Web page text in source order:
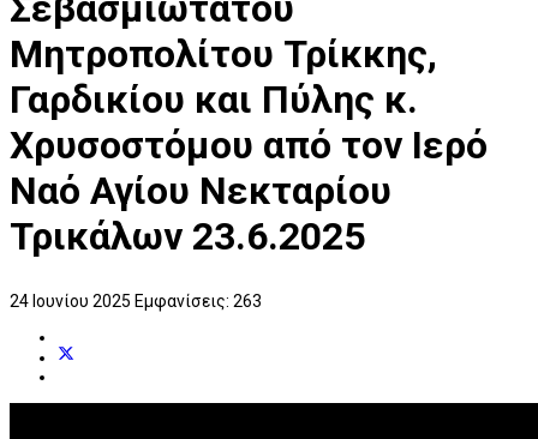
Μητροπολίτου Τρίκκης,
Γαρδικίου και Πύλης κ.
Χρυσοστόμου από τον Ιερό
Ναό Αγίου Νεκταρίου
Τρικάλων 23.6.2025
24 Ιουνίου 2025 Εμφανίσεις: 263